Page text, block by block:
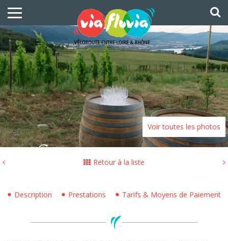
Voir toutes les photos
Retour à la liste
Description Prestations Tarifs & Moyens de Paiement